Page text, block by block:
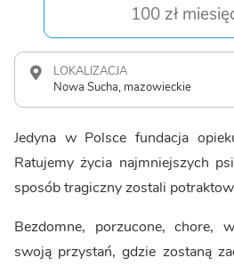
100 zł
LOKALIZACJA
Nowa Sucha, mazowieckie
Jedyna w Polsce fundacja
Ratujemy życia najmniejszych
sposób tragiczny zostali
Bezdomne, porzucone, chore,
swoją przystań, gdzie zostaną